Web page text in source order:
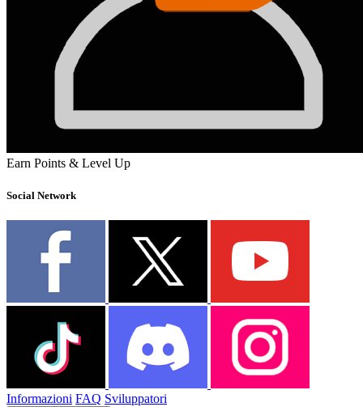
Earn Points & Level Up
Social Network
Informazioni FAQ Sviluppatori